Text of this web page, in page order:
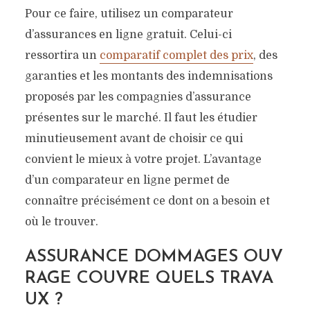
Pour ce faire, utilisez un comparateur
d’assurances en ligne gratuit. Celui-ci
ressortira un comparatif complet des prix, des
garanties et les montants des indemnisations
proposés par les compagnies d’assurance
présentes sur le marché. Il faut les étudier
minutieusement avant de choisir ce qui
convient le mieux à votre projet. L’avantage
d’un comparateur en ligne permet de
connaître précisément ce dont on a besoin et
où le trouver.
ASSURANCE DOMMAGES OUV
RAGE COUVRE QUELS TRAVA
UX ?